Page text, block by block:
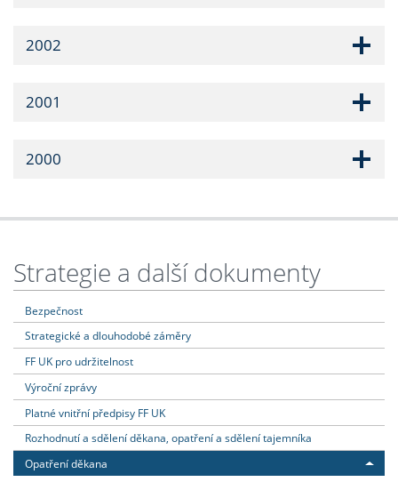
2002
2001
2000
Strategie a další dokumenty
Bezpečnost
Strategické a dlouhodobé záměry
FF UK pro udržitelnost
Výroční zprávy
Platné vnitřní předpisy FF UK
Rozhodnutí a sdělení děkana, opatření a sdělení tajemníka
Opatření děkana